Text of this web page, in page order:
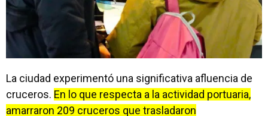
La ciudad experimentó una significativa afluencia de
cruceros. En lo que respecta a la actividad portuaria,
amarraron 209 cruceros que trasladaron